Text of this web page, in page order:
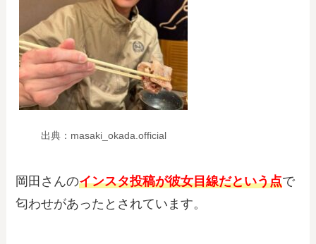
出典：masaki_okada.official
岡田さんのインスタ投稿が彼女目線だという点で
匂わせがあったとされています。